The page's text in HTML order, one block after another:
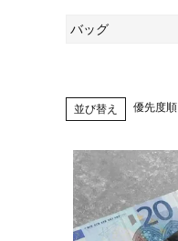
バッグ
並び替え 優先度順